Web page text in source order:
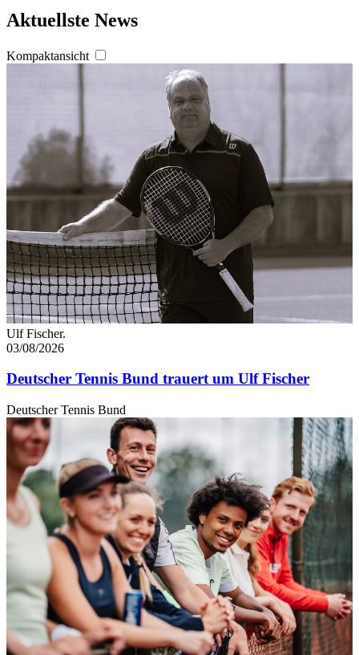
Aktuellste News
Kompaktansicht
Ulf Fischer.
03/08/2026
Deutscher Tennis Bund trauert um Ulf Fischer
Deutscher Tennis Bund